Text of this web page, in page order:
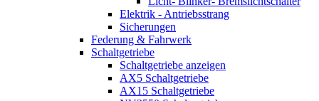
Elektrik - Antriebsstrang
Sicherungen
Federung & Fahrwerk
Schaltgetriebe
Schaltgetriebe anzeigen
AX5 Schaltgetriebe
AX15 Schaltgetriebe